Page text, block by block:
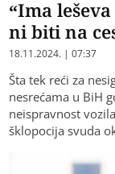
“Ima
ni biti na
18.11.2024. | 07:37
Šta tek reći za
nesrećama u BiH
neispravnost
šklopocija svuda